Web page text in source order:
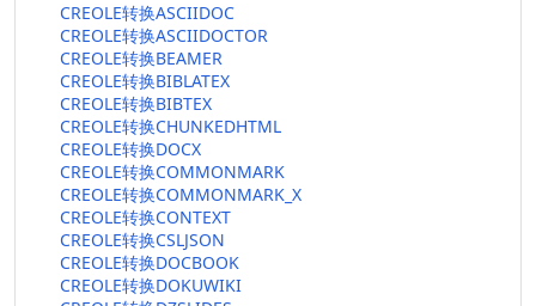
CREOLE转换ASCIIDOC
CREOLE转换ASCIIDOCTOR
CREOLE转换BEAMER
CREOLE转换BIBLATEX
CREOLE转换BIBTEX
CREOLE转换CHUNKEDHTML
CREOLE转换DOCX
CREOLE转换COMMONMARK
CREOLE转换COMMONMARK_X
CREOLE转换CONTEXT
CREOLE转换CSLJSON
CREOLE转换DOCBOOK
CREOLE转换DOKUWIKI